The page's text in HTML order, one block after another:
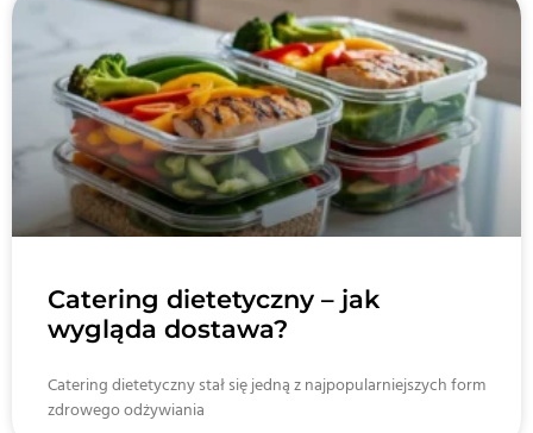
Catering dietetyczny – jak
wygląda dostawa?
Catering dietetyczny stał się jedną z najpopularniejszych form
zdrowego odżywiania